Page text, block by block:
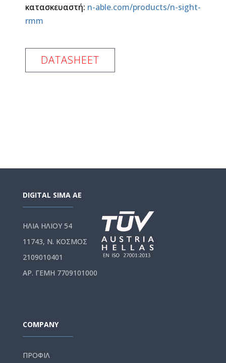
κατασκευαστή: n-able.com/products/n-sight-
rmm
DATASHEET
DIGITAL SIMA AE
ΗΛΙΑ ΗΛΙΟΥ 54
11743, Ν. ΚΟΣΜΟΣ
2109010401
ΑΡ. ΓΕΜΗ 7709101000
COMPANY
ΠΡΟΦΙΛ